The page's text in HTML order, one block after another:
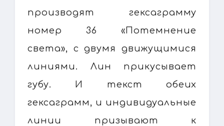
производят гексаграмму
номер 36 «Потемнение
света», с двумя движущимися
линиями. Лин прикусывает
губу. И текст обеих
гексаграмм, и индивидуальные
линии призывают к